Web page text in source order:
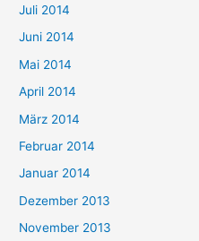
Juli 2014
Juni 2014
Mai 2014
April 2014
März 2014
Februar 2014
Januar 2014
Dezember 2013
November 2013